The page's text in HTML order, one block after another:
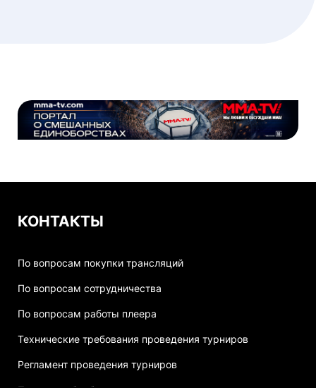
КОНТАКТЫ
По вопросам покупки трансляций
По вопросам сотрудничества
По вопросам работы плеера
Технические требования проведения турниров
Регламент проведения турниров